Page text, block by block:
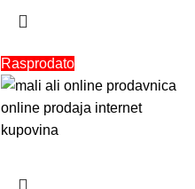
Rasprodato